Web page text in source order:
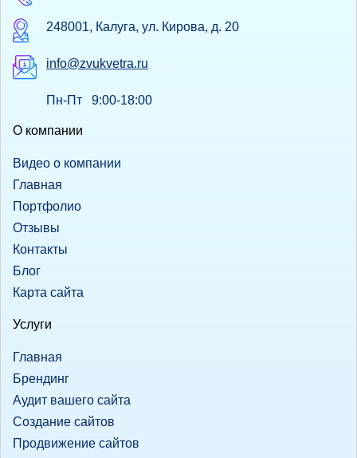
248001, Калуга, ул. Кирова, д. 20
info@zvukvetra.ru
Пн-Пт 9:00-18:00
О компании
Видео о компании
Главная
Портфолио
Отзывы
Контакты
Блог
Карта сайта
Услуги
Главная
Брендинг
Аудит вашего сайта
Создание сайтов
Продвижение сайтов